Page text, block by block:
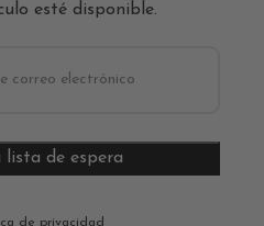
esté disponible.
de privacidad